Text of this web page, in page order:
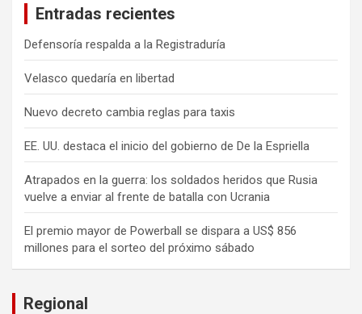
Entradas recientes
Defensoría respalda a la Registraduría
Velasco quedaría en libertad
Nuevo decreto cambia reglas para taxis
EE. UU. destaca el inicio del gobierno de De la Espriella
Atrapados en la guerra: los soldados heridos que Rusia
vuelve a enviar al frente de batalla con Ucrania
El premio mayor de Powerball se dispara a US$ 856
millones para el sorteo del próximo sábado
Regional